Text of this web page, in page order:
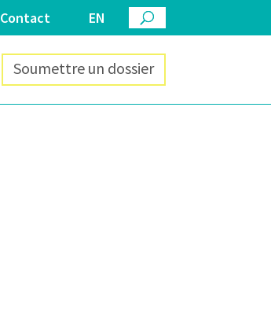
Contact EN
Soumettre un dossier